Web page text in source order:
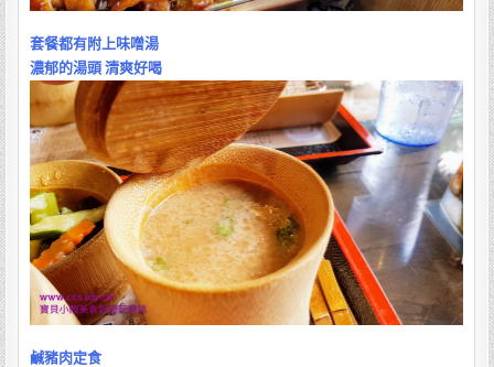
套餐都有附上味噌湯
濃郁的湯頭 清爽好喝
鹹豬肉定食